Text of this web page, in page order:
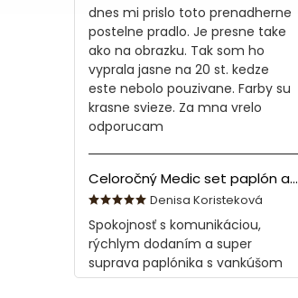
dnes mi prislo toto prenadherne
postelne pradlo. Je presne take
ako na obrazku. Tak som ho
vyprala jasne na 20 st. kedze
este nebolo pouzivane. Farby su
krasne svieze. Za mna vrelo
odporucam
Celoročný Medic set paplón a vankúš z bavlny
Denisa Koristeková
Spokojnosť s komunikáciou,
rýchlym dodaním a super
suprava paplónika s vankúšom